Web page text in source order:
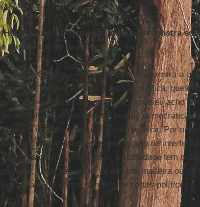
portanto.
IHU On-Line –O que essa atitude demonstra
e da política no Brasil?
Vladimir Safatle –
Primeiramente, demonstra a
Supremo Tribunal Federal à opinião pública,
ministros de maneira muito clara, o que eu acho
inconcebível que em uma sociedade democrática
funciona de costas para a opinião pública. Por
civil se coloque questões sobre o grau de
ministros do STF. Quer dizer, a sociedade tem o
questão, afinal de contas se de uma maneira ou
estranha entre certos ministros e certos políticos.